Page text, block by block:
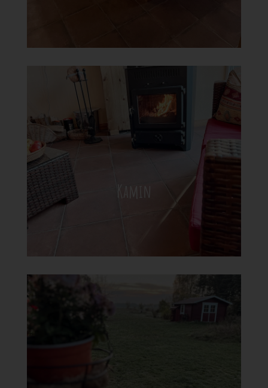
Kamin